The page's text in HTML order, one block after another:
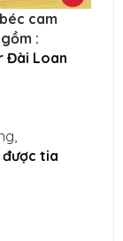
cam
:
Đài Loan
được tia